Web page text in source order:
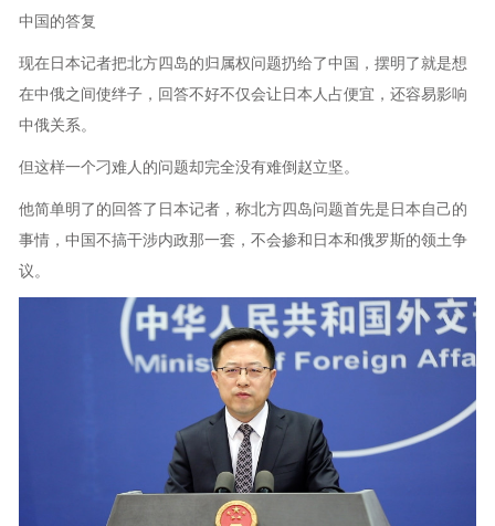
中国的答复
现在日本记者把北方四岛的归属权问题扔给了中国，摆明了就是想
在中俄之间使绊子，回答不好不仅会让日本人占便宜，还容易影响
中俄关系。
但这样一个刁难人的问题却完全没有难倒赵立坚。
他简单明了的回答了日本记者，称北方四岛问题首先是日本自己的
事情，中国不搞干涉内政那一套，不会掺和日本和俄罗斯的领土争
议。